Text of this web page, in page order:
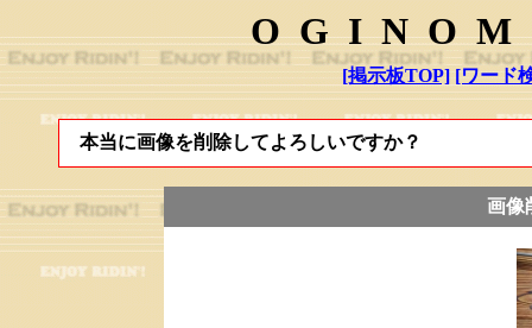
[掲示板TOP] [ワード
本当に画像を削除してよろしいですか？
画像